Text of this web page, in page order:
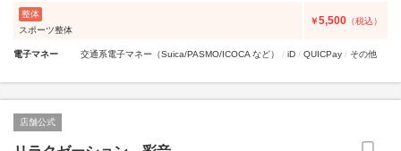
整体
スポーツ整体
￥5,500 （税込）
電子マネー 交通系電子マネー（Suica/PASMO/ICOCA など） iD QUICPay その他
店舗公式